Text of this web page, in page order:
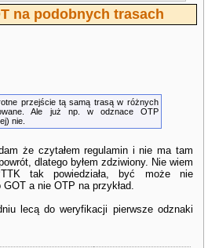
na podobnych trasach
przejście tą samą trasą w różnych
Ale już np. w odznace OTP
nie.
że czytałem regulamin i nie ma tam
dlatego byłem zdziwiony. Nie wiem
tak powiedziała, być może nie
a nie OTP na przykład.
lecą do weryfikacji pierwsze odznaki